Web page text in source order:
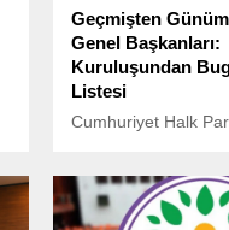
Geçmişten
Genel Başkanları:
Kuruluşundan
Listesi
Cumhuriyet Halk
pek çok önemli
yön buldu.